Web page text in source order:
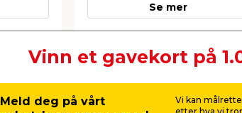
Se mer
Vinn et gavekort på
Meld deg på vårt
Vi kan